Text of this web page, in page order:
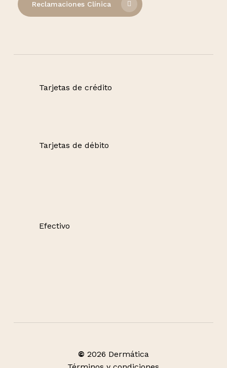
Reclamaciones Clínica
Tarjetas de crédito
Tarjetas de débito
Efectivo
© 2026 Dermática